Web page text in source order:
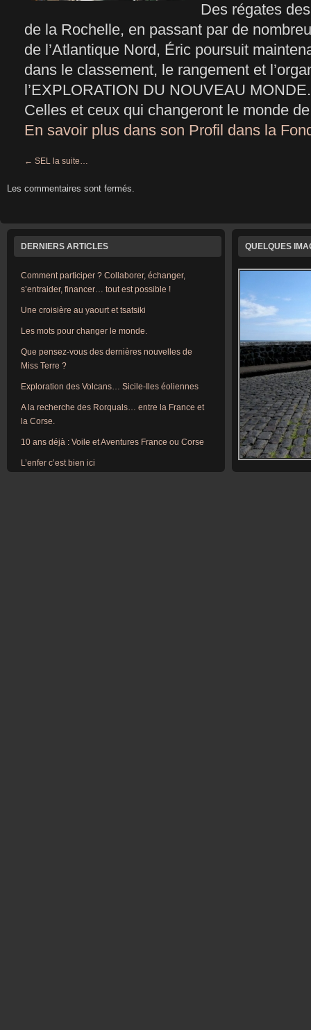
Des régates
de la Rochelle, en passant par de
de l’Atlantique Nord, Éric poursuit
dans le classement, le rangement et
l’EXPLORATION DU NOUVEAU
Celles et ceux qui changeront le monde
En savoir plus dans son Profil dans la
← SEL la suite…
Les commentaires sont fermés.
DERNIERS ARTICLES
Comment participer ? Collaborer, échanger,
s’entraider, financer… tout est possible !
Une croisière au yaourt et tsatsiki
Les mots pour changer le monde.
Que pensez-vous des dernières nouvelles de
Miss Terre ?
Exploration des Volcans… Sicile-Iles éoliennes
A la recherche des Rorquals… entre la France et
la Corse.
10 ans déjà : Voile et Aventures France ou Corse
L’enfer c’est bien ici
QUELQUES